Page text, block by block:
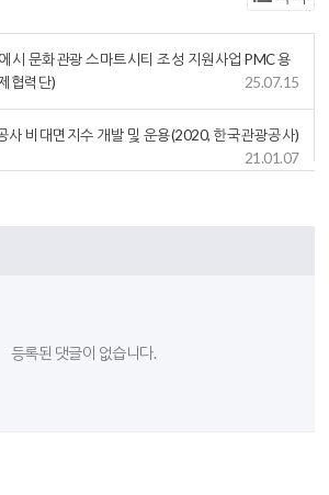
시 문화관광 스마트시티 조성 지원사업 PMC 용
협력단)
25.07.15
사 비대면지수 개발 및 운용(2020, 한국관광공사)
21.01.07
등록된 댓글이 없습니다.